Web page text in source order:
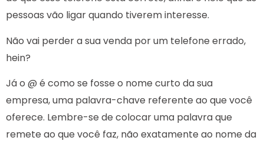
pessoas vão ligar quando tiverem interesse.
Não vai perder a sua venda por um telefone errado,
hein?
Já o @ é como se fosse o nome curto da sua
empresa, uma palavra-chave referente ao que você
oferece. Lembre-se de colocar uma palavra que
remete ao que você faz, não exatamente ao nome da